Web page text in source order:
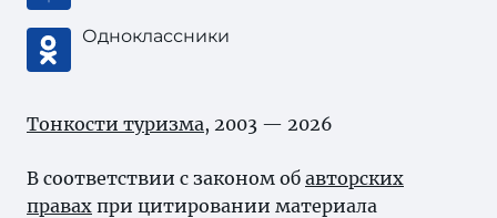
Одноклассники
Тонкости туризма, 2003 — 2026
В соответствии с законом об авторских
правах при цитировании материала